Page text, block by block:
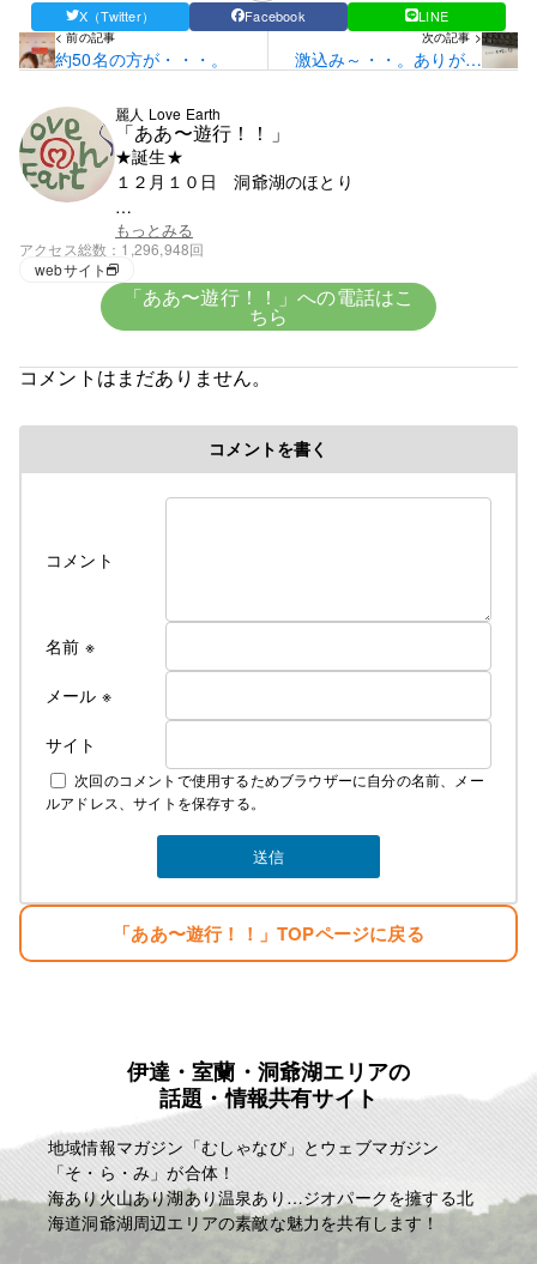
X（Twitter） Facebook LINE
< 前の記事
約50名の方が・・・。
次の記事 >
激込み～・・。ありがた
や～・・。
麗人 Love Earth
「ああ〜遊行！！」
★誕生★
１２月１０日 洞爺湖のほとり
★血液★
興味がないがＯ型みたい
★趣味★
修行時代＞高校を卒業後千葉県の大友美容室で１０
て修業
リサーチしてお店をするべきだった・・。と後悔の
麗人Love Earthに名前を変える。
そして新しい基地を構える。
みなさんのご指示で立派な基地がオープンしまし
生まれただけでぼろ儲け・・。
目標
麗人ＨＰ
http://reijin.website/
もっとみる
アクセス総数
1,296,948回
webサイト
「ああ〜遊行！！」への電話はこ
ちら
コメントはまだありません。
コメントを書く
コメント
名前 ※
メール ※
サイト
次回のコメントで使用するためブラウザーに自分の名前、メー
ルアドレス、サイトを保存する。
「ああ〜遊行！！」TOPページに戻る
伊達・室蘭・洞爺湖エリアの
話題・情報共有サイト
地域情報マガジン「むしゃなび」とウェブマガジン
「そ・ら・み」が合体！
海あり火山あり湖あり温泉あり…ジオパークを擁する北
海道洞爺湖周辺エリアの素敵な魅力を共有します！